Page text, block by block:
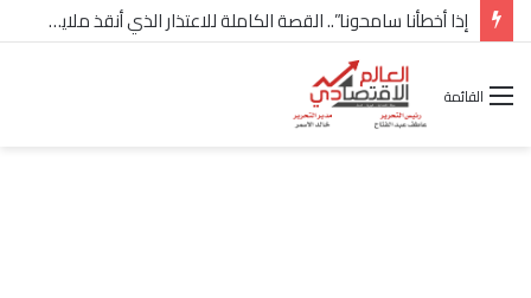
شركة “Scope Developments” تعلن تولي أحمد كمال عيسى منصب الرئيس التنفيذي للقطاع التجاري
القائمة